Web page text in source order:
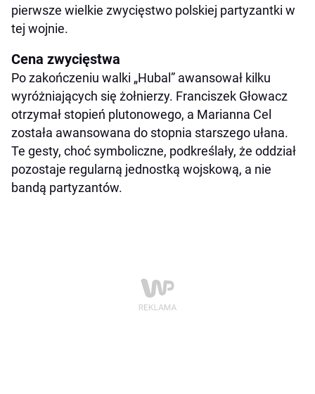
pierwsze wielkie zwycięstwo polskiej partyzantki w
tej wojnie.
Cena zwycięstwa
Po zakończeniu walki „Hubal” awansował kilku
wyróżniających się żołnierzy. Franciszek Głowacz
otrzymał stopień plutonowego, a Marianna Cel
została awansowana do stopnia starszego ułana.
Te gesty, choć symboliczne, podkreślały, że oddział
pozostaje regularną jednostką wojskową, a nie
bandą partyzantów.